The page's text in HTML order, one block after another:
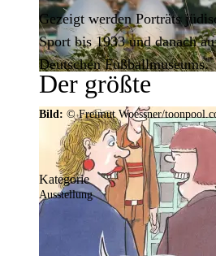
Der größte
Region
Mit weit über 4.000 Terminen
Veranstaltungskalender der
umfangreichste der Region.
Gezeigt werden Porträts
Sport bis 1933 und danach
Deutschen Fußballmuseums.
Bild: © Freimut Woessner/
Kategorie
Ausstellung